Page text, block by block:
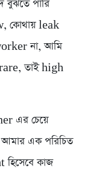
পারি
কোথায় leak
না, আমি
তাই high
এর চেয়ে
এক পরিচিত
কাজ